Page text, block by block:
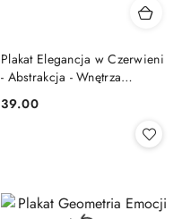
Plakat Elegancja w Czerwieni
- Abstrakcja - Wnętrza
Cena:
39.00